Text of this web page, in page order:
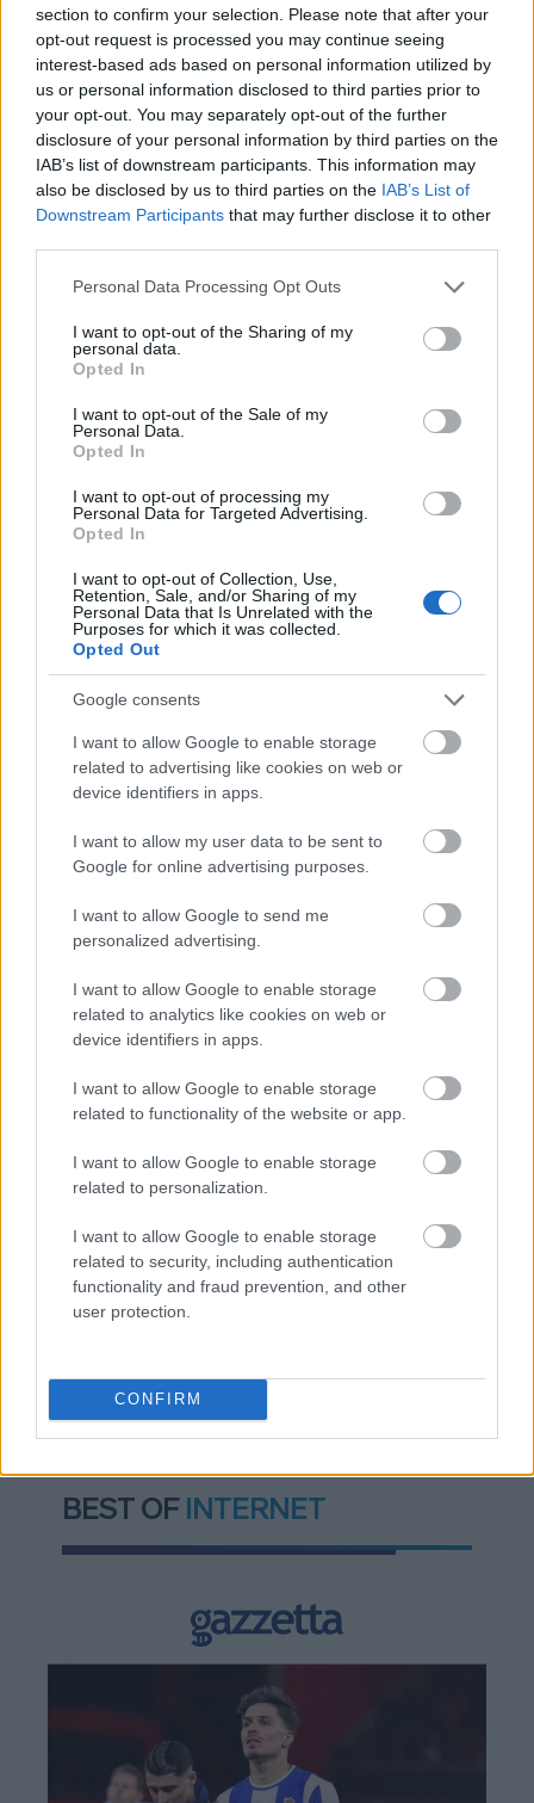
section to confirm your selection. Please note that after your
opt-out request is processed you may continue seeing
interest-based ads based on personal information utilized by
us or personal information disclosed to third parties prior to
your opt-out. You may separately opt-out of the further
disclosure of your personal information by third parties on the
IAB’s list of downstream participants. This information may
also be disclosed by us to third parties on the IAB’s List of
Downstream Participants that may further disclose it to other
Please note that this website/app uses one or more Google
not limited to your visit or usage behaviour. You may click to
grant or deny consent to Google and its third-party tags to
use your data for below specified purposes in below Google
consent section.
Personal Data Processing Opt Outs
I want to opt-out of the Sharing of my
personal data.
Opted In
I want to opt-out of the Sale of my
Personal Data.
Opted In
I want to opt-out of processing my
Personal Data for Targeted Advertising.
Opted In
I want to opt-out of Collection, Use,
Retention, Sale, and/or Sharing of my
Personal Data that Is Unrelated with the
Purposes for which it was collected.
Opted Out
Google consents
I want to allow Google to enable storage
related to advertising like cookies on web or
device identifiers in apps.
I want to allow my user data to be sent to
Google for online advertising purposes.
I want to allow Google to send me
personalized advertising.
I want to allow Google to enable storage
related to analytics like cookies on web or
device identifiers in apps.
I want to allow Google to enable storage
related to functionality of the website or app.
I want to allow Google to enable storage
related to personalization.
I want to allow Google to enable storage
related to security, including authentication
functionality and fraud prevention, and other
user protection.
CONFIRM
πρώτοι όλες τιςειδήσειςαπό την Ελλάδα και τον κόσμο.
Μεταβιβάσεις ακινήτων: Στο σκάνερ χιλιάδες
συμβόλαια του 2025 για το πιστοποιητικό
Σήμερα το κρίσιμο ραντεβού στο Μέγαρο
Μαξίμου για τη βιομηχανία
Πώς μπορείτε να βγείτε νωρίτερα στη σύνταξη
- Οι 3 κινήσεις που πρέπει να γίνουν εγκαίρως
Αεροπλάνο
Πορτογαλία Ένοπλες δυνάμεις
BEST OF INTERNET